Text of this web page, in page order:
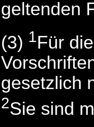
geltenden
(3) 1Für
gesetzlich
2Sie sind